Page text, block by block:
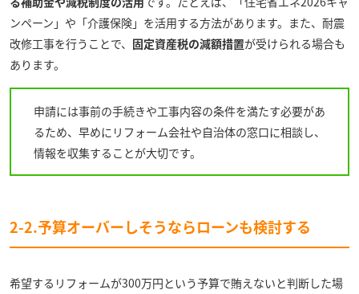
ンペーン」や「介護保険」を活用する方法があります。また、耐震
改修工事を行うことで、 固定資産税の減額措置が受けられる場合も
あります。
申請には事前の手続きや工事内容の条件を満たす必要があ
るため、早めにリフォーム会社や自治体の窓口に相談し、
情報を収集することが大切です。
2-2.予算オーバーしそうならローンも検討する
希望するリフォームが300万円という予算で賄えないと判断した場